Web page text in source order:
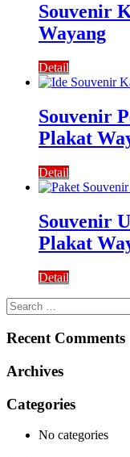
Souvenir
Wayang
Detail
Souvenir
Plakat
Detail
Souvenir
Plakat
Detail
Search
for:
Recent Comments
Archives
Categories
No categories